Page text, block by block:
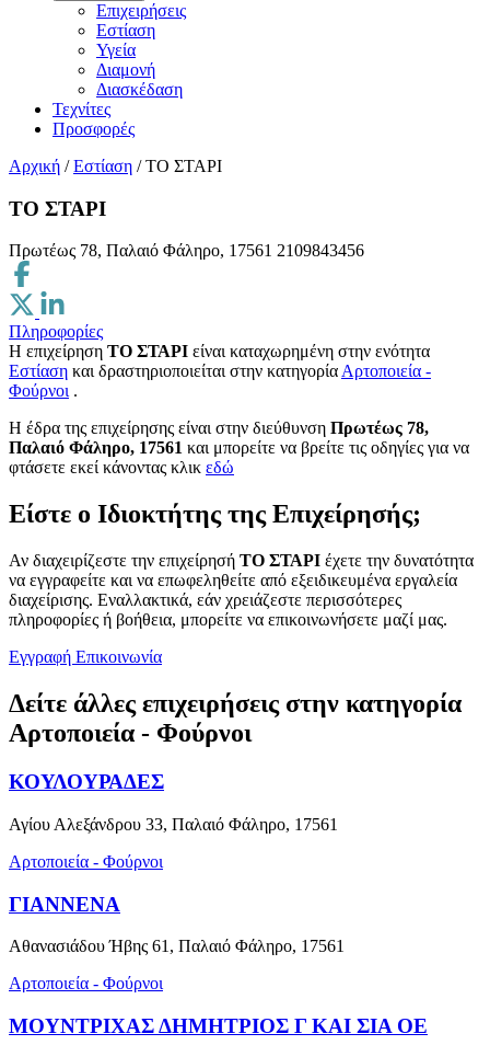
Επιχειρήσεις
Εστίαση
Υγεία
Διαμονή
Διασκέδαση
Τεχνίτες
Προσφορές
Αρχική / Εστίαση / ΤΟ ΣΤΑΡΙ
ΤΟ ΣΤΑΡΙ
Πρωτέως 78, Παλαιό Φάληρο, 17561 2109843456
Πληροφορίες
Η επιχείρηση ΤΟ ΣΤΑΡΙ είναι καταχωρημένη στην ενότητα
Εστίαση και δραστηριοποιείται στην κατηγορίαΑρτοποιεία -
Φούρνοι .
H έδρα της επιχείρησης είναι στην διεύθυνση Πρωτέως 78,
Παλαιό Φάληρο, 17561 και μπορείτε να βρείτε τις οδηγίες για να
φτάσετε εκεί κάνοντας κλικ εδώ
Είστε ο Ιδιοκτήτης της Επιχείρησής;
Αν διαχειρίζεστε την επιχείρησή ΤΟ ΣΤΑΡΙ έχετε την δυνατότητα
να εγγραφείτε και να επωφεληθείτε από εξειδικευμένα εργαλεία
διαχείρισης. Εναλλακτικά, εάν χρειάζεστε περισσότερες
πληροφορίες ή βοήθεια, μπορείτε να επικοινωνήσετε μαζί μας.
Εγγραφή Επικοινωνία
Δείτε άλλες επιχειρήσεις στην κατηγορία
Αρτοποιεία - Φούρνοι
ΚΟΥΛΟΥΡΑΔΕΣ
Αγίου Αλεξάνδρου 33, Παλαιό Φάληρο, 17561
Αρτοποιεία - Φούρνοι
ΓΙΑΝΝΕΝΑ
Αθανασιάδου Ήβης 61, Παλαιό Φάληρο, 17561
Αρτοποιεία - Φούρνοι
ΜΟΥΝΤΡΙΧΑΣ ΔΗΜΗΤΡΙΟΣ Γ ΚΑΙ ΣΙΑ ΟΕ